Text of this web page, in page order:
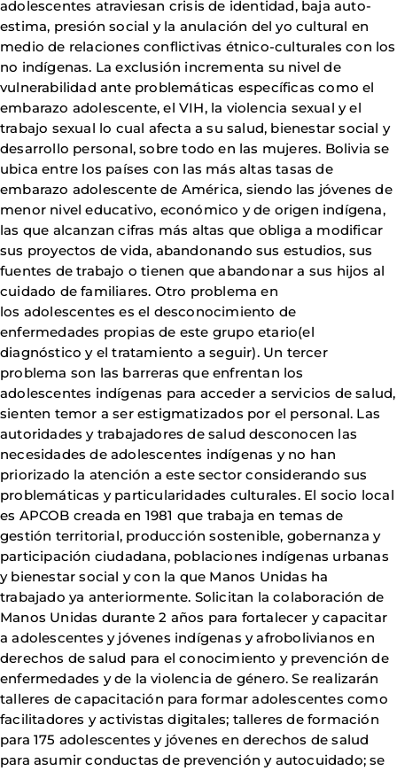
adolescentes atraviesan crisis de identidad, baja auto-
estima, presión social y la anulación del yo cultural en
medio de relaciones conflictivas étnico-culturales con los
no indígenas. La exclusión incrementa su nivel de
vulnerabilidad ante problemáticas específicas como el
embarazo adolescente, el VIH, la violencia sexual y el
trabajo sexual lo cual afecta a su salud, bienestar social y
desarrollo personal, sobre todo en las mujeres. Bolivia se
ubica entre los países con las más altas tasas de
embarazo adolescente de América, siendo las jóvenes de
menor nivel educativo, económico y de origen indígena,
las que alcanzan cifras más altas que obliga a modificar
sus proyectos de vida, abandonando sus estudios, sus
fuentes de trabajo o tienen que abandonar a sus hijos al
cuidado de familiares. Otro problema en
los adolescentes es el desconocimiento de
enfermedades propias de este grupo etario(el
diagnóstico y el tratamiento a seguir). Un tercer
problema son las barreras que enfrentan los
adolescentes indígenas para acceder a servicios de salud,
sienten temor a ser estigmatizados por el personal. Las
autoridades y trabajadores de salud desconocen las
necesidades de adolescentes indígenas y no han
priorizado la atención a este sector considerando sus
problemáticas y particularidades culturales. El socio local
es APCOB creada en 1981 que trabaja en temas de
gestión territorial, producción sostenible, gobernanza y
participación ciudadana, poblaciones indígenas urbanas
y bienestar social y con la que Manos Unidas ha
trabajado ya anteriormente. Solicitan la colaboración de
Manos Unidas durante 2 años para fortalecer y capacitar
a adolescentes y jóvenes indígenas y afrobolivianos en
derechos de salud para el conocimiento y prevención de
enfermedades y de la violencia de género. Se realizarán
talleres de capacitación para formar adolescentes como
facilitadores y activistas digitales; talleres de formación
para 175 adolescentes y jóvenes en derechos de salud
para asumir conductas de prevención y autocuidado; se